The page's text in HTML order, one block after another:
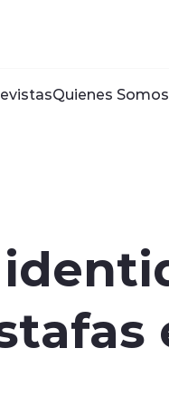
Quienes Somos